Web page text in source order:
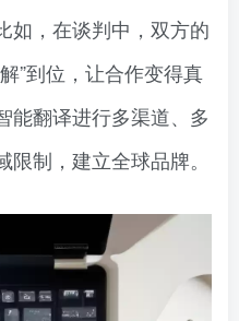
如，在谈判中，双方的
”到位，让合作变得真
能翻译进行多渠道、多
制，建立全球品牌。